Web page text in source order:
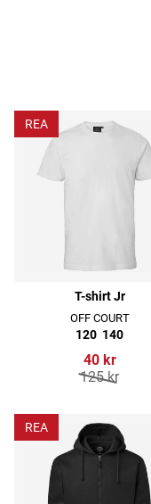
REA
T-shirt Jr
OFF COURT
120 140
40 kr
125 kr
REA